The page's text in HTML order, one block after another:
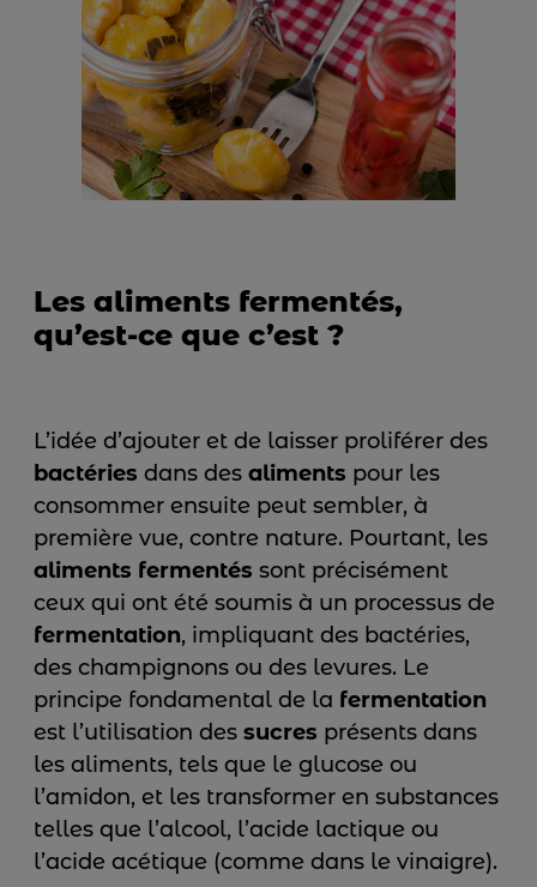
Les aliments fermentés,
qu’est-ce que c’est ?
L’idée d’ajouter et de laisser proliférer des
bactéries dans des aliments pour les
consommer ensuite peut sembler, à
première vue, contre nature. Pourtant, les
aliments fermentés sont précisément
ceux qui ont été soumis à un processus de
fermentation, impliquant des bactéries,
des champignons ou des levures. Le
principe fondamental de la fermentation
est l’utilisation des sucres présents dans
les aliments, tels que le glucose ou
l’amidon, et les transformer en substances
telles que l’alcool, l’acide lactique ou
l’acide acétique (comme dans le vinaigre).